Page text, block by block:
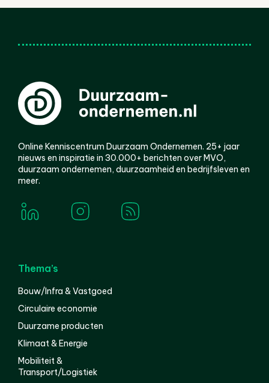
Online Kenniscentrum Duurzaam Ondernemen. 25+ jaar
nieuws en inspiratie in 30.000+ berichten over MVO,
duurzaam ondernemen, duurzaamheid en bedrijfsleven en
meer.
Thema’s
Bouw/Infra & Vastgoed
Circulaire economie
Duurzame producten
Klimaat & Energie
Mobiliteit &
Transport/Logistiek